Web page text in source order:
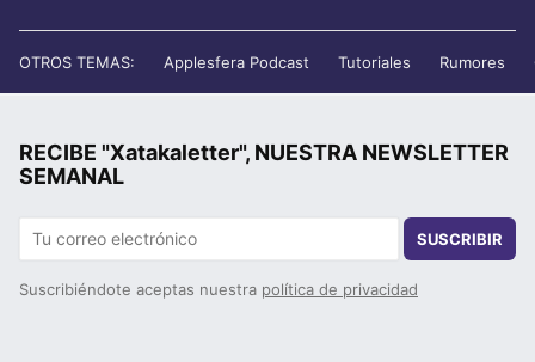
OTROS TEMAS: Applesfera Podcast Tutoriales Rumores
RECIBE "Xatakaletter", NUESTRA NEWSLETTER
SEMANAL
SUSCRIBIR
Suscribiéndote aceptas nuestra política de privacidad